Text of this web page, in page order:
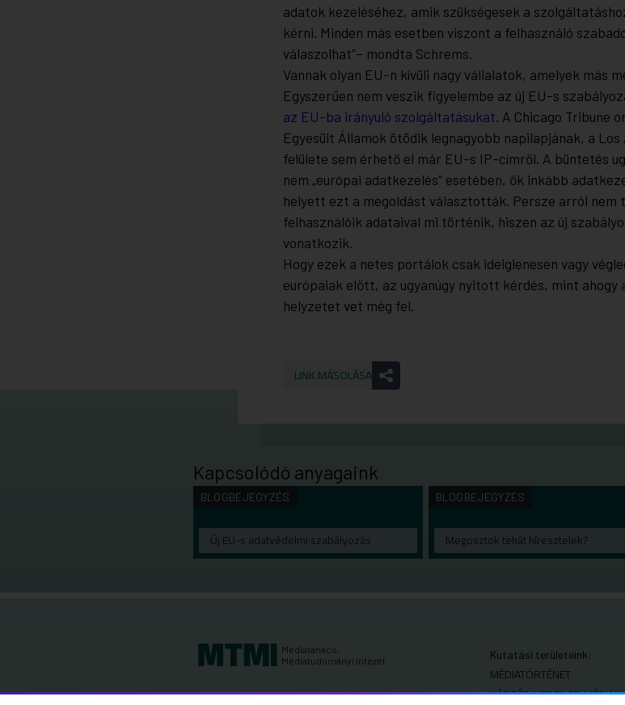
adatok kezeléséhez, amik szükségesek a
kérni. Minden más esetben viszont a felhasználó
válaszolhat”– mondta Schrems.
Vannak olyan EU-n kívüli nagy vállalatok, amelyek más
Egyszerűen nem veszik figyelembe az új EU-s
az EU-ba irányuló szolgáltatásukat. A Chicago Tribune
Egyesült Államok ötödik legnagyobb napilapjának, a Los
felülete sem érhető el már EU-s IP-címről. A büntetés
nem „európai adatkezelés” esetében, ők inkább
helyett ezt a megoldást választották. Persze arról nem
felhasználóik adataival mi történik, hiszen az új
vonatkozik.
Hogy ezek a netes portálok csak ideiglenesen vagy
európaiak előtt, az ugyanúgy nyitott kérdés, mint ahogy
helyzetet vet még fel.
LINK MÁSOLÁSA
Kapcsolódó anyagaink
BLOGBEJEGYZÉS
Új EU-s adatvédelmi szabályozás
BLOGBEJEGYZÉS
Megosztok tehát híresztelek?
Médiatanács,
Médiatudományi Intézet
Kutatási területeink:
MÉDIATÖRTÉNET
KÁRPÁT-MEDENCEI